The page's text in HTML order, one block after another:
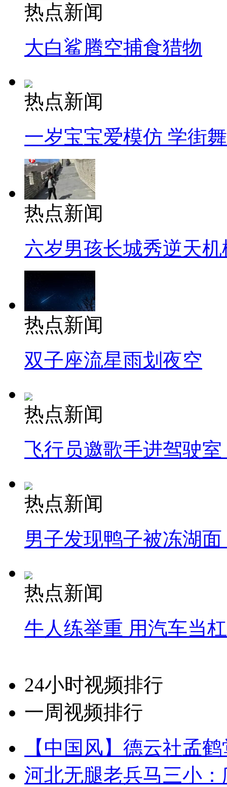
热点新闻
大白鲨腾空捕食猎物
热点新闻
一岁宝宝爱模仿 学街
热点新闻
六岁男孩长城秀逆天机
热点新闻
双子座流星雨划夜空
热点新闻
飞行员邀歌手进驾驶
热点新闻
男子发现鸭子被冻湖
热点新闻
牛人练举重 用汽车当
24小时视频排行
一周视频排行
【中国风】德云社孟
河北无腿老兵马三小